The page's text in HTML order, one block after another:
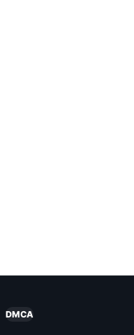
DMCA